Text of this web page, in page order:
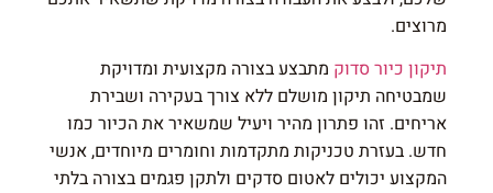
מרוצים.
תיקון כיור סדוקמתבצע בצורה מקצועית ומדויקת
שמבטיחה תיקון מושלם ללא צורך בעקירה ושבירת
אריחים. זהו פתרון מהיר ויעיל שמשאיר את הכיור כמו
חדש. בעזרת טכניקות מתקדמות וחומרים מיוחדים, אנשי
המקצוע יכולים לאטום סדקים ולתקן פגמים בצורה בלתי